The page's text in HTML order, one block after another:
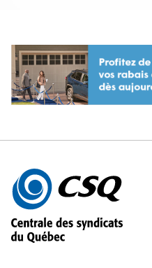
Autres
informations